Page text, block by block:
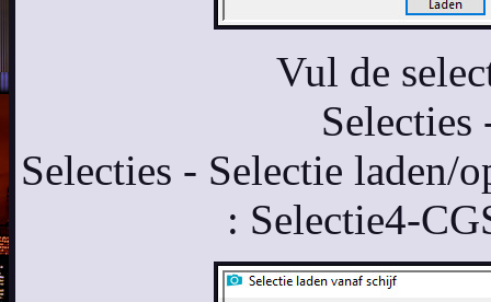
Vul de
Selecties
Selecties - Selectie laden/
: Selectie4-